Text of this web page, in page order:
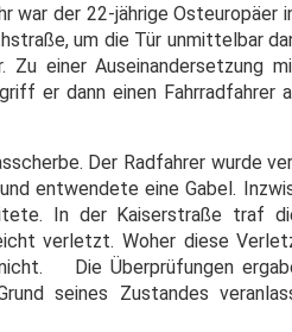
war der 22-jährige
um die Tür unmittelbar
Zu einer Auseinandersetzung
er dann einen Fahrradfahrer
Der Radfahrer
entwendete eine Gabel.
In der Kaiserstraße traf
verletzt. Woher diese
Die Überprüfungen
seines Zustandes